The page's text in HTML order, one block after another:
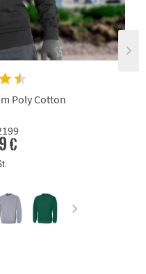
Poly Cotton
€